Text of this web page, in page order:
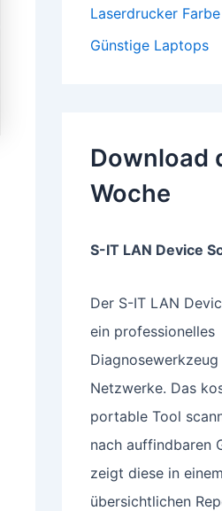
Laserdrucker Farbe
Günstige Laptops
Download
Woche
S-IT LAN Device
Der S-IT LAN
ein professionelles
Netzwerke. Das
portable Tool
nach auffindbaren
zeigt diese in einem
übersichtlichen